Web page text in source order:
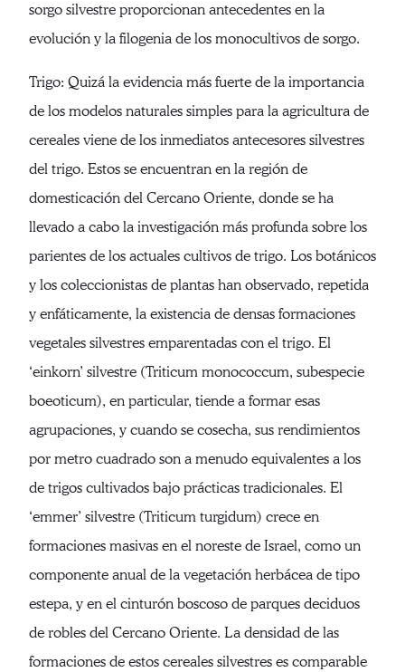
sorgo silvestre proporcionan antecedentes en la
evolución y la filogenia de los monocultivos de sorgo.
Trigo: Quizá la evidencia más fuerte de la importancia
de los modelos naturales simples para la agricultura de
cereales viene de los inmediatos antecesores silvestres
del trigo. Estos se encuentran en la región de
domesticación del Cercano Oriente, donde se ha
llevado a cabo la investigación más profunda sobre los
parientes de los actuales cultivos de trigo. Los botánicos
y los coleccionistas de plantas han observado, repetida
y enfáticamente, la existencia de densas formaciones
vegetales silvestres emparentadas con el trigo. El
‘einkorn’ silvestre (Triticum monococcum, subespecie
boeoticum), en particular, tiende a formar esas
agrupaciones, y cuando se cosecha, sus rendimientos
por metro cuadrado son a menudo equivalentes a los
de trigos cultivados bajo prácticas tradicionales. El
‘emmer’ silvestre (Triticum turgidum) crece en
formaciones masivas en el noreste de Israel, como un
componente anual de la vegetación herbácea de tipo
estepa, y en el cinturón boscoso de parques deciduos
de robles del Cercano Oriente. La densidad de las
formaciones de estos cereales silvestres es comparable